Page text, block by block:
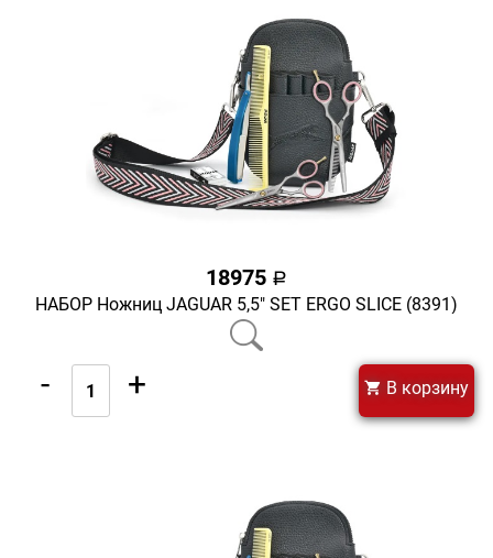
18975 a
НАБОР Ножниц JAGUAR 5,5" SET ERGO SLICE (8391)
- + В корзину